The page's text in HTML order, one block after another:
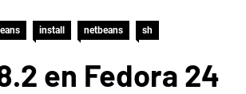
install netbeans sh
en Fedora 24